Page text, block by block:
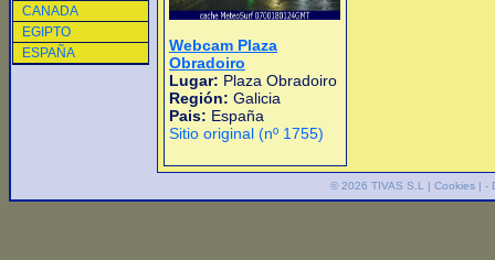
CANADA
EGIPTO
ESPAÑA
Webcam Plaza
Obradoiro
Lugar: Plaza Obradoiro
Región: Galicia
Pais: España
Sitio original (nº 1755)
© 2026 TIVAS S.L | Cookies| -